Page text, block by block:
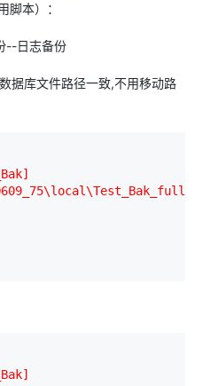
脚本）：
--日志备份
据库文件路径一致,不用移动路
]
]